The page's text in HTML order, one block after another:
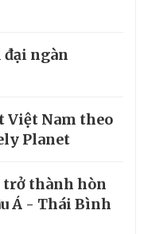
đại ngàn
Việt Nam theo
Planet
trở thành hòn
Á - Thái Bình